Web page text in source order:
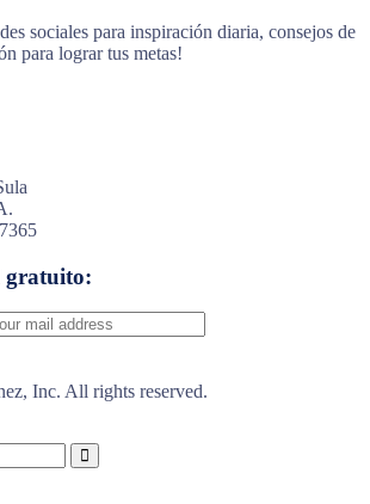
sociales para inspiración diaria, consejos de
para lograr tus metas!
gratuito:
Inc. All rights reserved.